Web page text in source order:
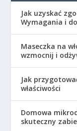
Jak uzyskać
Wymagania i
Maseczka na
wzmocnij i
Jak
właściwości
Domowa
skuteczny